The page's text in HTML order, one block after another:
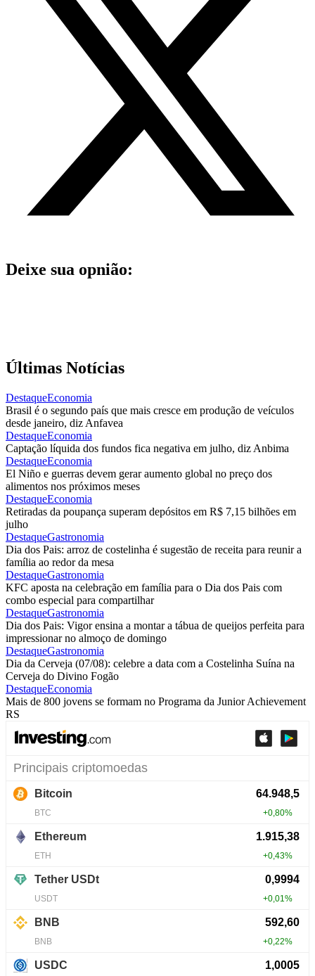
Deixe sua opnião:
Últimas Notícias
DestaqueEconomia
Brasil é o segundo país que mais cresce em produção de veículos
desde janeiro, diz Anfavea
DestaqueEconomia
Captação líquida dos fundos fica negativa em julho, diz Anbima
DestaqueEconomia
El Niño e guerras devem gerar aumento global no preço dos
alimentos nos próximos meses
DestaqueEconomia
Retiradas da poupança superam depósitos em R$ 7,15 bilhões em
julho
DestaqueGastronomia
Dia dos Pais: arroz de costelinha é sugestão de receita para reunir a
família ao redor da mesa
DestaqueGastronomia
KFC aposta na celebração em família para o Dia dos Pais com
combo especial para compartilhar
DestaqueGastronomia
Dia dos Pais: Vigor ensina a montar a tábua de queijos perfeita para
impressionar no almoço de domingo
DestaqueGastronomia
Dia da Cerveja (07/08): celebre a data com a Costelinha Suína na
Cerveja do Divino Fogão
DestaqueEconomia
Mais de 800 jovens se formam no Programa da Junior Achievement
RS